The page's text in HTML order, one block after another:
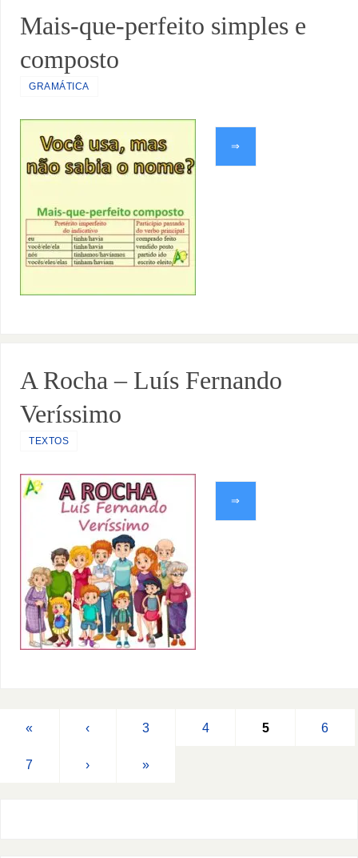
Mais-que-perfeito simples e
composto
GRAMÁTICA
⇒
A Rocha – Luís Fernando
Veríssimo
TEXTOS
⇒
« ‹ 3 4 5 6
7 › »